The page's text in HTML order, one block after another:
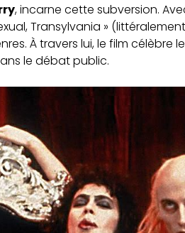
, incarne cette subversion.
Transylvania »
À travers lui, le film célèbre
le débat public.